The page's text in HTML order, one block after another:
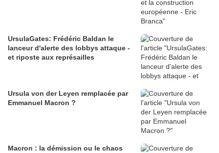
UrsulaGates: Frédéric Baldan le
lanceur d'alerte des lobbys attaque -
et riposte aux représailles
Ursula von der Leyen remplacée par
Emmanuel Macron ?
Macron : la démission ou le chaos